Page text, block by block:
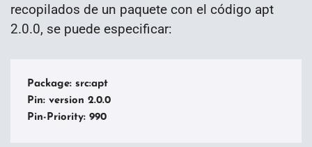
recopilados de un paquete con el código apt
2.0.0, se puede especificar:
Package: src:apt
Pin: version 2.0.0
Pin-Priority: 990